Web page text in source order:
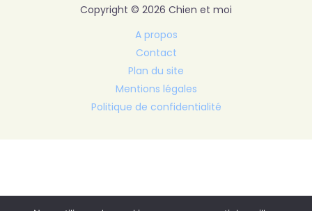
Copyright © 2026 Chien et moi
A propos
Contact
Plan du site
Mentions légales
Politique de confidentialité